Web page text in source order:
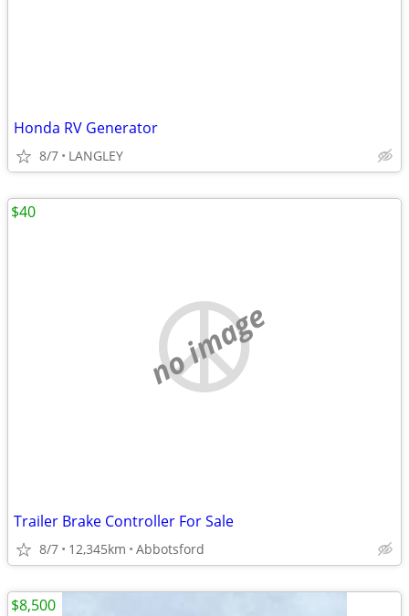
Honda RV Generator
8/7 LANGLEY
no image
Trailer Brake Controller For Sale
8/7 12,345km Abbotsford
$40
$8,500